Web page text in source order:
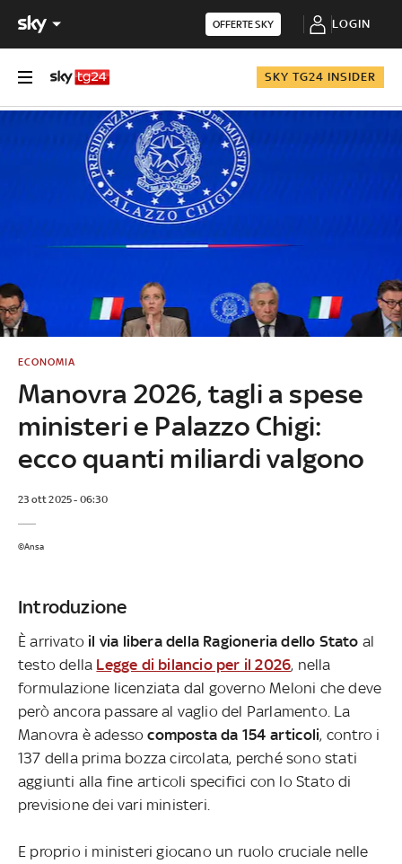
OFFERTE SKY LOGIN
SKY TG24 INSIDER
Manovra 2026, tagli a spese
ministeri e Palazzo Chigi:
ecco quanti miliardi valgono
ECONOMIA
23 ott 2025 - 06:30
©Ansa
Introduzione
È arrivato il via libera della Ragioneria dello Stato al
testo della Legge di bilancio per il 2026, nella
formulazione licenziata dal governo Meloni che deve
però ancora passare al vaglio del Parlamento. La
Manovra è adessocomposta da 154 articoli, contro i
137 della prima bozza circolata, perché sono stati
aggiunti alla fine articoli specifici con lo Stato di
previsione dei vari ministeri.
E proprio i ministeri giocano un ruolo cruciale nelle